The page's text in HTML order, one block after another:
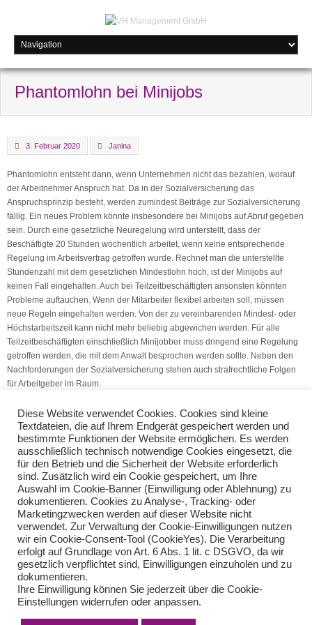
Phantomlohn bei Minijobs
3. Februar 2020 Janina
Phantomlohn entsteht dann, wenn Unternehmen nicht das bezahlen, worauf
der Arbeitnehmer Anspruch hat. Da in der Sozialversicherung das
Anspruchsprinzip besteht, werden zumindest Beiträge zur Sozialversicherung
fällig. Ein neues Problem könnte insbesondere bei Minijobs auf Abruf gegeben
sein. Durch eine gesetzliche Neuregelung wird unterstellt, dass der
Beschäftigte 20 Stunden wöchentlich arbeitet, wenn keine entsprechende
Regelung im Arbeitsvertrag getroffen wurde. Rechnet man die unterstellte
Stundenzahl mit dem gesetzlichen Mindestlohn hoch, ist der Minijobs auf
keinen Fall eingehalten. Auch bei Teilzeitbeschäftigten ansonsten könnten
Probleme auftauchen. Wenn der Mitarbeiter flexibel arbeiten soll, müssen
neue Regeln eingehalten werden. Von der zu vereinbarenden Mindest- oder
Höchstarbeitszeit kann nicht mehr beliebig abgewichen werden. Für alle
Teilzeitbeschäftigten einschließlich Minijobber muss dringend eine Regelung
getroffen werden, die mit dem Anwalt besprochen werden sollte. Neben den
Nachforderungen der Sozialversicherung stehen auch strafrechtliche Folgen
für Arbeitgeber im Raum.
(Quelle: V.S.H. Dienstleistungs GmbH)
Umsatzsteuer bei Bildungsleistungen
Rechnung im Sinne des § 14 c UStG
Teilen Sie diese Nachricht mit Ihren Freunden oder Kollegen
Diese Website verwendet Cookies. Cookies sind kleine
Textdateien, die auf Ihrem Endgerät gespeichert werden und
bestimmte Funktionen der Website ermöglichen. Es werden
ausschließlich technisch notwendige Cookies eingesetzt, die
für den Betrieb und die Sicherheit der Website erforderlich
sind. Zusätzlich wird ein Cookie gespeichert, um Ihre
Auswahl im Cookie-Banner (Einwilligung oder Ablehnung) zu
dokumentieren. Cookies zu Analyse-, Tracking- oder
Marketingzwecken werden auf dieser Website nicht
verwendet. Zur Verwaltung der Cookie-Einwilligungen nutzen
wir ein Cookie-Consent-Tool (CookieYes). Die Verarbeitung
erfolgt auf Grundlage von Art. 6 Abs. 1 lit. c DSGVO, da wir
gesetzlich verpflichtet sind, Einwilligungen einzuholen und zu
dokumentieren.
Ihre Einwilligung können Sie jederzeit über die Cookie-
Einstellungen widerrufen oder anpassen.